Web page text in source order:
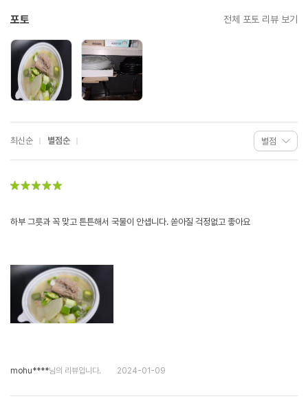
포토 전체 포토 리뷰 보기
최신순 별점순
하부 그릇과 꼭 맞고 튼튼해서 국물이 안샙니다. 쏟아질 걱정없고 좋아요
mohu****님의 리뷰입니다. 2024-01-09